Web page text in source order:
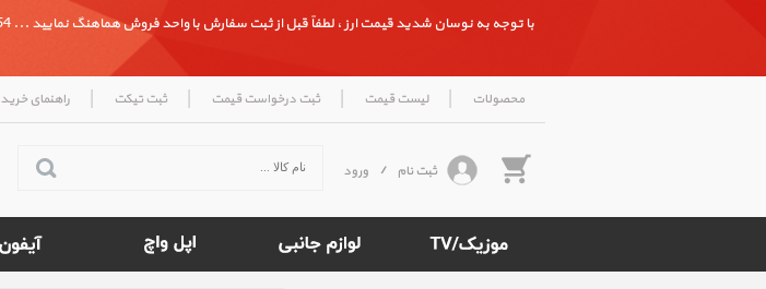
با توجه به نوسان شدید قیمت ارز ، لطفاً قبل از ثبت سفارش با واحد فروش هماهنگ نمایید ... 88924854
محصولات | لیست قیمت | ثبت درخواست قیمت | ثبت تیکت | راهنمای خرید
ثبت نام / ورود